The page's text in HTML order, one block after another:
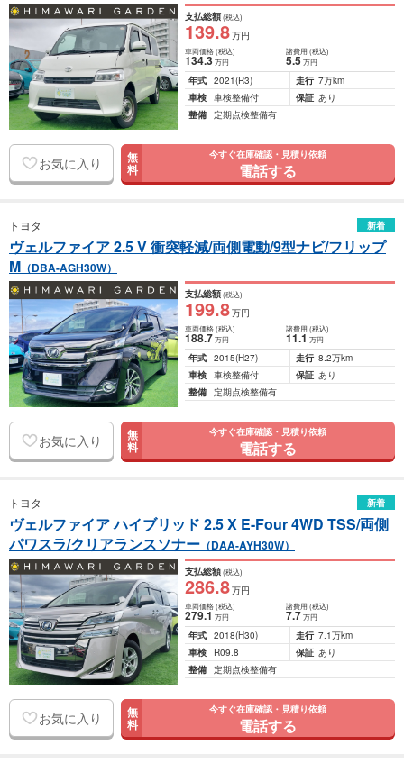
支払総額(税込)
139.8万円
車両価格(税込)
134.3万円
諸費用 (税込)
5.5 万円
年式 2021(R3) 走行 7万km
車検 車検整備付 保証 あり
整備 定期点検整備有
お気に入り 無
料
今すぐ在庫確認・見積り依頼
電話する
トヨタ 新着
ヴェルファイア 2.5 V 衝突軽減/両側電動/9型ナビ/フリップ
M （DBA-AGH30W）
支払総額(税込)
199.8万円
車両価格(税込)
188.7万円
諸費用 (税込)
11.1 万円
年式 2015(H27) 走行 8.2万km
車検 車検整備付 保証 あり
整備 定期点検整備有
お気に入り 無
料
今すぐ在庫確認・見積り依頼
電話する
トヨタ 新着
ヴェルファイア ハイブリッド 2.5 X E-Four 4WD TSS/両側
パワスラ/クリアランスソナー （DAA-AYH30W）
支払総額(税込)
286.8万円
車両価格(税込)
279.1万円
諸費用 (税込)
7.7 万円
年式 2018(H30) 走行 7.1万km
車検
R09.8 保証 あり
整備 定期点検整備有
お気に入り 無
料
今すぐ在庫確認・見積り依頼
電話する